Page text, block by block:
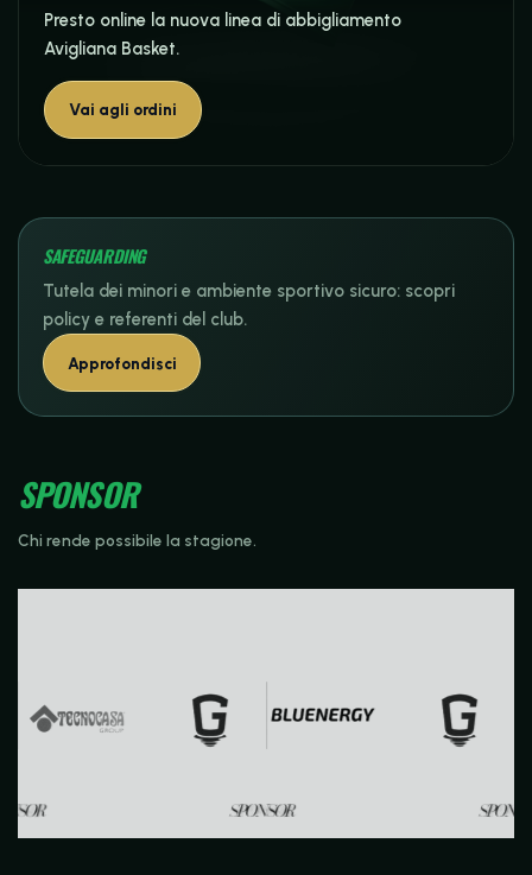
Presto online la nuova linea di abbigliamento
Avigliana Basket.
Vai agli ordini
SAFEGUARDING
Tutela dei minori e ambiente sportivo sicuro: scopri
policy e referenti del club.
Approfondisci
SPONSOR
Chi rende possibile la stagione.